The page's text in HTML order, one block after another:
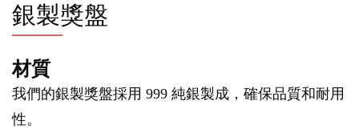
銀製獎盤
材質
我們的銀製獎盤採用 999 純銀製成，確保品質和耐用
性。